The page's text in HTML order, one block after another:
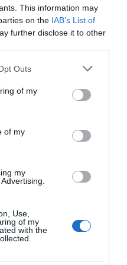
This information may
on the IAB’s List of
further disclose it to other
uses one or more Google
You may click to
its third-party tags to
purposes in below Google
Outs
of my
of my
my
Use,
of my
with the
σήμερα
σκληρής